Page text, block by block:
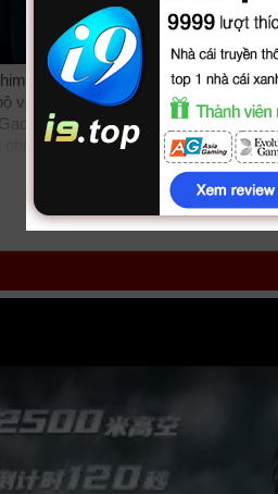
Doi Canh Kinh Hoang được
với sự tham gia của các diễn viên:
Yi, Huang Tao. Phim online Đôi
phudeviet kphim phimmoi biphim
Kinh Hoàng 2026, Wings Of Dread,
xuongphim
phimhay hdvietnam phimonline
thegioiphim motchill ssphim phimnet
Động, Hình Sự, Kinh Dị cập nhật
Kinh Hoàng vtv HTV SCTV